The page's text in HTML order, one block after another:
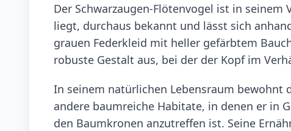
Der Schwarzaugen-Flötenvogel ist in
liegt, durchaus bekannt und lässt sich
grauen Federkleid mit heller gefärbtem
robuste Gestalt aus, bei der der Kopf im
In seinem natürlichen Lebensraum bewohnt
andere baumreiche Habitate, in denen er in
den Baumkronen anzutreffen ist. Seine